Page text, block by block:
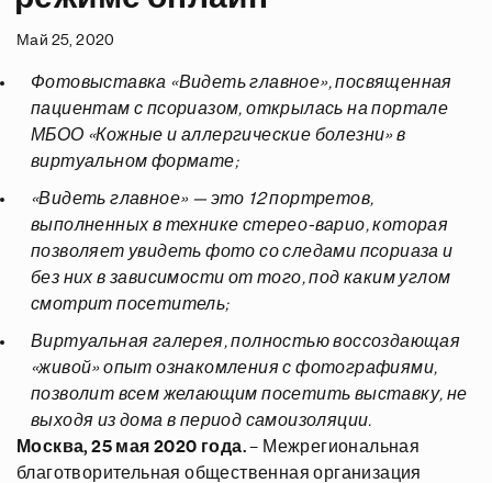
Май 25, 2020
Фотовыставка «Видеть главное», посвященная
пациентам с псориазом, открылась на портале
МБОО «Кожные и аллергические болезни» в
виртуальном формате;
«Видеть главное» — это 12 портретов,
выполненных в технике стерео-варио, которая
позволяет увидеть фото со следами псориаза и
без них в зависимости от того, под каким углом
смотрит посетитель;
Виртуальная галерея, полностью воссоздающая
«живой» опыт ознакомления с фотографиями,
позволит всем желающим посетить выставку, не
выходя из дома в период самоизоляции.
Москва, 25 мая 2020 года.– Межрегиональная
благотворительная общественная организация